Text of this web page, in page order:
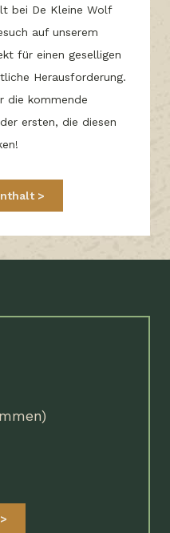
bei De Kleine Wolf
auf unserem
für einen geselligen
Herausforderung.
die kommende
ersten, die diesen